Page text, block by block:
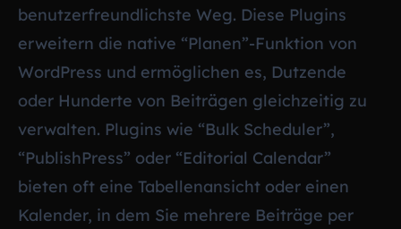
benutzerfreundlichste Weg. Diese Plugins
erweitern die native “Planen”-Funktion von
WordPress und ermöglichen es, Dutzende
oder Hunderte von Beiträgen gleichzeitig zu
verwalten. Plugins wie “Bulk Scheduler”,
“PublishPress” oder “Editorial Calendar”
bieten oft eine Tabellenansicht oder einen
Kalender, in dem Sie mehrere Beiträge per